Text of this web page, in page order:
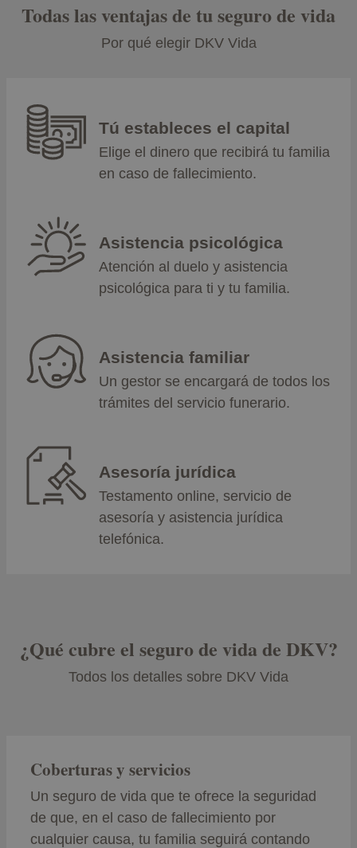
Todas las ventajas de tu seguro de vida
Por qué elegir DKV Vida
Tú estableces el capital
Elige el dinero que recibirá tu familia
en caso de fallecimiento.
Asistencia psicológica
Atención al duelo y asistencia
psicológica para ti y tu familia.
Asistencia familiar
Un gestor se encargará de todos los
trámites del servicio funerario.
Asesoría jurídica
Testamento online, servicio de
asesoría y asistencia jurídica
telefónica.
¿Qué cubre el seguro de vida de DKV?
Todos los detalles sobre DKV Vida
Coberturas y servicios
Un seguro de vida que te ofrece la seguridad
de que, en el caso de fallecimiento por
cualquier causa, tu familia seguirá contando